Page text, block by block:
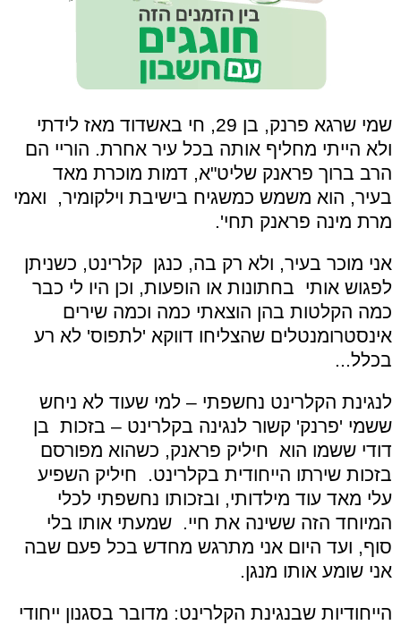
שמי שרגא פרנק, בן 29, חי באשדוד מאז לידתי
ולא הייתי מחליף אותה בכל עיר אחרת. הוריי הם
הרב ברוך פראנק שליט"א, דמות מוכרת מאד
בעיר, הוא משמש כמשגיח בישיבת וילקומיר, ואמי
מרת מינה פראנק תחי'.
אני מוכר בעיר, ולא רק בה, כנגן קלרינט, כשניתן
לפגוש אותי בחתונות או הופעות, וכן היו לי כבר
כמה הקלטות בהן הוצאתי כמה וכמה שירים
אינסטרומנטלים שהצליחו דווקא 'לתפוס' לא רע
בכלל...
לנגינת הקלרינט נחשפתי – למי שעוד לא ניחש
ששמי 'פרנק' קשור לנגינה בקלרינט – בזכות בן
דודי ששמו הוא חיליק פראנק, כשהוא מפורסם
בזכות שירתו הייחודית בקלרינט. חיליק השפיע
עלי מאד עוד מילדותי, ובזכותו נחשפתי לכלי
המיוחד הזה ששינה את חיי. שמעתי אותו בלי
סוף, ועד היום אני מתרגש מחדש בכל פעם שבה
אני שומע אותו מנגן.
הייחודיות שבנגינת הקלרינט: מדובר בסגנון ייחודי